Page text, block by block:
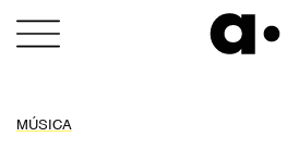
Skip
MÚSICA